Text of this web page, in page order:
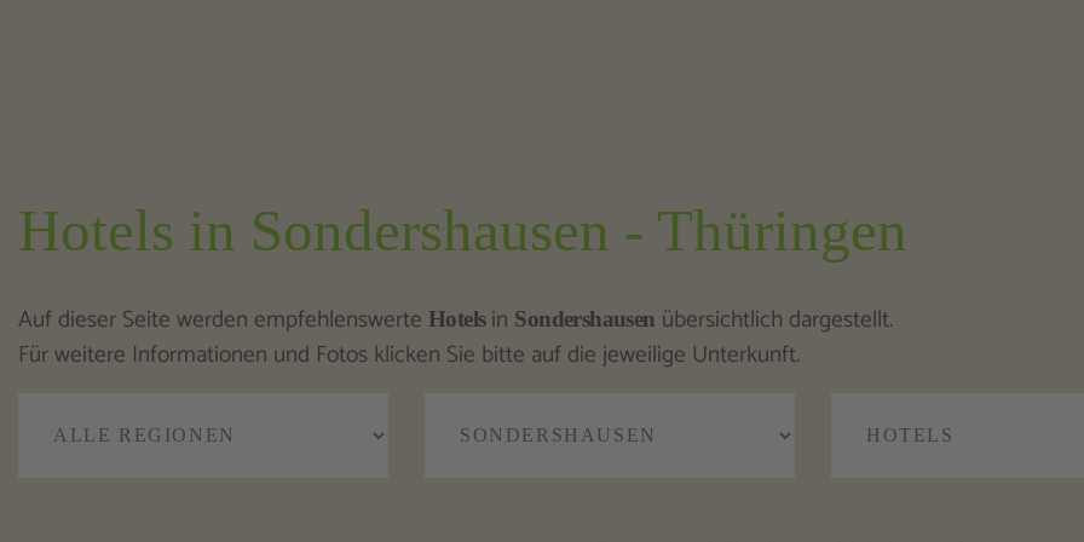
Hotels in Sondershausen - Thüringen
Auf dieser Seite werden empfehlenswerte Hotelsin Sondershausen übersichtlich dargestellt.
Für weitere Informationen und Fotos klicken Sie bitte auf die jeweilige Unterkunft.